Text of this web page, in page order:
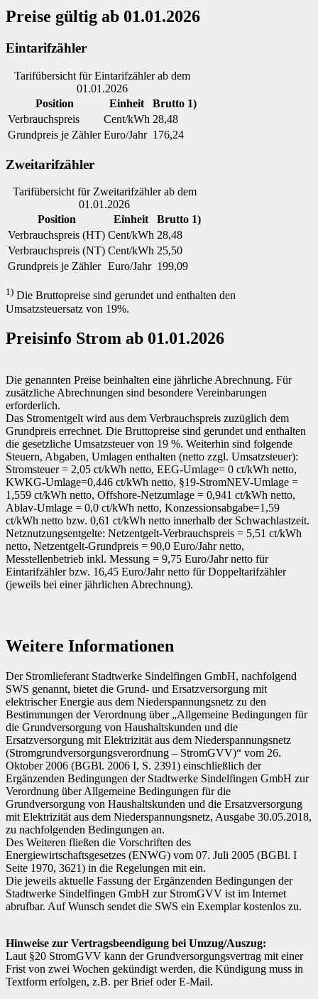
Preise gültig ab 01.01.2026
Eintarifzähler
Tarifübersicht für Eintarifzähler ab dem
01.01.2026
Position
Einheit
Brutto 1)
Verbrauchspreis
Cent/kWh 28,48
Grundpreis je Zähler Euro/Jahr 176,24
Zweitarifzähler
Tarifübersicht für Zweitarifzähler ab dem
01.01.2026
Position
Einheit
Brutto 1)
Verbrauchspreis (HT) Cent/kWh 28,48
Verbrauchspreis (NT) Cent/kWh 25,50
Grundpreis je Zähler Euro/Jahr 199,09
1) Die Bruttopreise sind gerundet und enthalten den
Umsatzsteuersatz von 19%.
Preisinfo Strom ab 01.01.2026
Die genannten Preise beinhalten eine jährliche Abrechnung. Für
zusätzliche Abrechnungen sind besondere Vereinbarungen
erforderlich.
Das Stromentgelt wird aus dem Verbrauchspreis zuzüglich dem
Grundpreis errechnet. Die Bruttopreise sind gerundet und enthalten
die gesetzliche Umsatzsteuer von 19 %. Weiterhin sind folgende
Steuern, Abgaben, Umlagen enthalten (netto zzgl. Umsatzsteuer):
Stromsteuer = 2,05 ct/kWh netto, EEG-Umlage= 0 ct/kWh netto,
KWKG-Umlage=0,446 ct/kWh netto, §19-StromNEV-Umlage =
1,559 ct/kWh netto, Offshore-Netzumlage = 0,941 ct/kWh netto,
Ablav-Umlage = 0,0 ct/kWh netto, Konzessionsabgabe=1,59
ct/kWh netto bzw. 0,61 ct/kWh netto innerhalb der Schwachlastzeit.
Netznutzungsentgelte: Netzentgelt-Verbrauchspreis = 5,51 ct/kWh
netto, Netzentgelt-Grundpreis = 90,0 Euro/Jahr netto,
Messtellenbetrieb inkl. Messung = 9,75 Euro/Jahr netto für
Eintarifzähler bzw. 16,45 Euro/Jahr netto für Doppeltarifzähler
(jeweils bei einer jährlichen Abrechnung).
Weitere Informationen
Der Stromlieferant Stadtwerke Sindelfingen GmbH, nachfolgend
SWS genannt, bietet die Grund- und Ersatzversorgung mit
elektrischer Energie aus dem Niederspannungsnetz zu den
Bestimmungen der Verordnung über „Allgemeine Bedingungen für
die Grundversorgung von Haushaltskunden und die
Ersatzversorgung mit Elektrizität aus dem Niederspannungsnetz
(Stromgrundversorgungsverordnung – StromGVV)“ vom 26.
Oktober 2006 (BGBl. 2006 I, S. 2391) einschließlich der
Ergänzenden Bedingungen der Stadtwerke Sindelfingen GmbH zur
Verordnung über Allgemeine Bedingungen für die
Grundversorgung von Haushaltskunden und die Ersatzversorgung
mit Elektrizität aus dem Niederspannungsnetz, Ausgabe 30.05.2018,
zu nachfolgenden Bedingungen an.
Des Weiteren fließen die Vorschriften des
Energiewirtschaftsgesetzes (ENWG) vom 07. Juli 2005 (BGBl. I
Seite 1970, 3621) in die Regelungen mit ein.
Die jeweils aktuelle Fassung der Ergänzenden Bedingungen der
Stadtwerke Sindelfingen GmbH zur StromGVV ist im Internet
abrufbar. Auf Wunsch sendet die SWS ein Exemplar kostenlos zu.
Hinweise zur Vertragsbeendigung bei Umzug/Auszug:
Laut §20 StromGVV kann der Grundversorgungsvertrag mit einer
Frist von zwei Wochen gekündigt werden, die Kündigung muss in
Textform erfolgen, z.B. per Brief oder E-Mail.